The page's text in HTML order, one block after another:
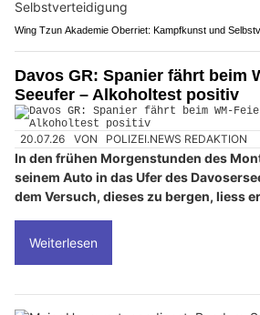
Wing Tzun Akademie Oberriet: Kampfkunst und
Davos GR: Spanier fährt beim
Seeufer – Alkoholtest positiv
20.07.26 VON POLIZEI.NEWS REDAKTION
In den frühen Morgenstunden des
seinem Auto in das Ufer des
dem Versuch, dieses zu bergen, liess
Weiterlesen